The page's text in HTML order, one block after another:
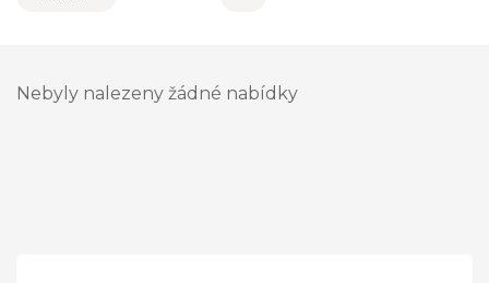
Nebyly nalezeny žádné nabídky